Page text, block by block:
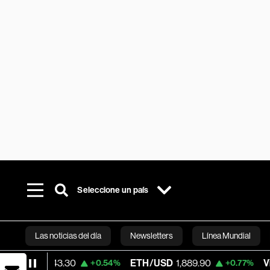
Seleccione un país
Las noticias del día Newsletters Línea Mundial
Bloomberg
+0.54% ETH/USD 1,889.90 +0.77% Visa